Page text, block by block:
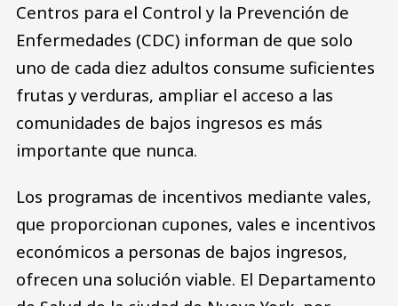
Centros para el Control y la Prevención de
Enfermedades (CDC) informan de que solo
uno de cada diez adultos consume suficientes
frutas y verduras, ampliar el acceso a las
comunidades de bajos ingresos es más
importante que nunca.
Los programas de incentivos mediante vales,
que proporcionan cupones, vales e incentivos
económicos a personas de bajos ingresos,
ofrecen una solución viable. El Departamento